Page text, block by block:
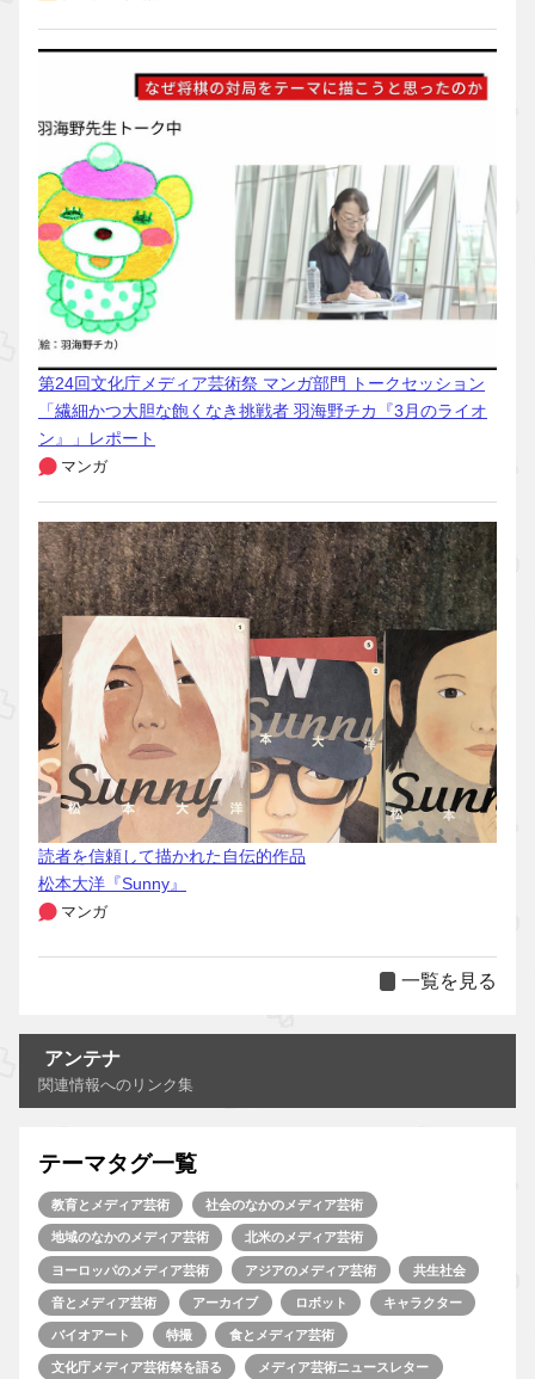
第24回文化庁メディア芸術祭 マンガ部門 トークセッション
「繊細かつ大胆な飽くなき挑戦者 羽海野チカ『3月のライオ
ン』」レポート
マンガ
読者を信頼して描かれた自伝的作品
松本大洋『Sunny』
マンガ
一覧を見る
アンテナ
関連情報へのリンク集
テーマタグ一覧
教育とメディア芸術 社会のなかのメディア芸術
地域のなかのメディア芸術 北米のメディア芸術
ヨーロッパのメディア芸術 アジアのメディア芸術 共生社会
音とメディア芸術 アーカイブ ロボット キャラクター
バイオアート 特撮 食とメディア芸術
文化庁メディア芸術祭を語る メディア芸術ニュースレター